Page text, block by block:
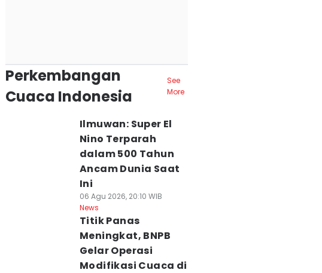
Perkembangan
Cuaca Indonesia
See
More
Ilmuwan: Super El
Nino Terparah
dalam 500 Tahun
Ancam Dunia Saat
Ini
06 Agu 2026, 20:10 WIB
News
Titik Panas
Meningkat, BNPB
Gelar Operasi
Modifikasi Cuaca di